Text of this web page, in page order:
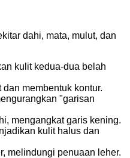
dahi, mata, mulut, dan
kulit kedua-dua belah
membentuk kontur.
"garisan
mengangkat garis kening.
kulit halus dan
melindungi penuaan leher.